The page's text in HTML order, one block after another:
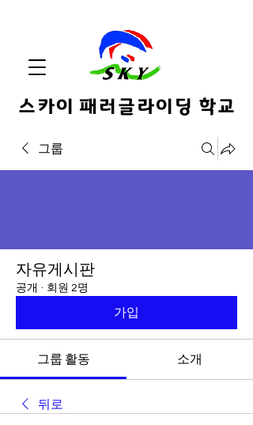
스카이 패러글라이딩 학교
그룹
자유게시판
공개 · 회원 2명
가입
그룹 활동 소개
뒤로